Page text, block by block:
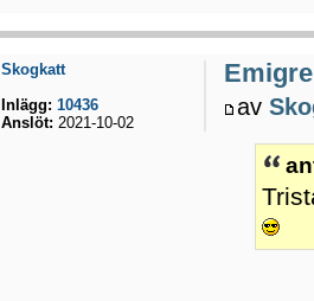
av
Skogkatt
Inlägg: 10436
Anslöt: 2021-10-02